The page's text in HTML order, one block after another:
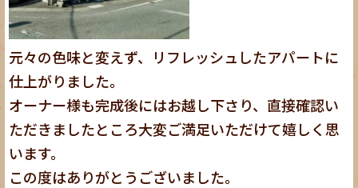
元々の色味と変えず、リフレッシュしたアパートに
仕上がりました。
オーナー様も完成後にはお越し下さり、直接確認い
ただきましたところ大変ご満足いただけて嬉しく思
います。
この度はありがとうございました。